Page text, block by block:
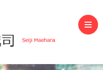
員）